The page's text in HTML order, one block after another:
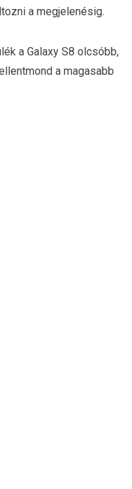
a megjelenésig.
a Galaxy S8 olcsóbb,
a magasabb